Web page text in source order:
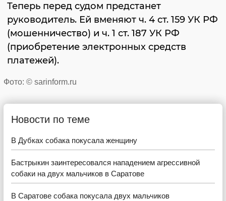
Теперь перед судом предстанет
руководитель. Ей вменяют ч. 4 ст. 159 УК РФ
(мошенничество) и ч. 1 ст. 187 УК РФ
(приобретение электронных средств
платежей).
Фото: © sarinform.ru
Новости по теме
В Дубках собака покусала женщину
Бастрыкин заинтересовался нападением агрессивной
собаки на двух мальчиков в Саратове
В Саратове собака покусала двух мальчиков